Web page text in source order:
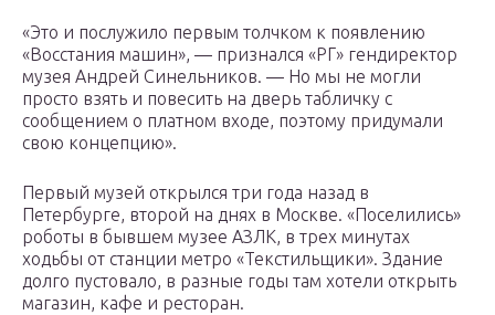
«Это и послужило первым толчком к появлению
«Восстания машин», — признался «РГ» гендиректор
музея Андрей Синельников. — Но мы не могли
просто взять и повесить на дверь табличку с
сообщением о платном входе, поэтому придумали
свою концепцию».
Первый музей открылся три года назад в
Петербурге, второй на днях в Москве. «Поселились»
роботы в бывшем музее АЗЛК, в трех минутах
ходьбы от станции метро «Текстильщики». Здание
долго пустовало, в разные годы там хотели открыть
магазин, кафе и ресторан.